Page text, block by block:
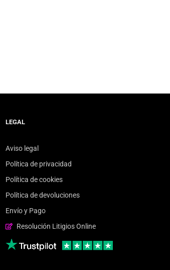
LEGAL
Aviso legal
Política de privacidad
Política de cookies
Política de devoluciones
Envío y Pago
Resolución Litigios Online